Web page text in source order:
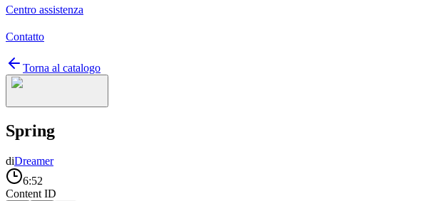
Centro assistenza
Contatto
Torna al catalogo
Spring
diDreamer
6:52
Content ID